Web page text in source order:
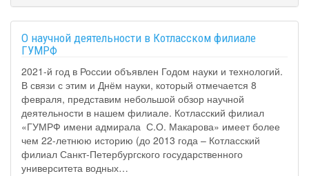
О научной деятельности в Котласском филиале
ГУМРФ
2021-й год в России объявлен Годом науки и технологий.
В связи с этим и Днём науки, который отмечается 8
февраля, представим небольшой обзор научной
деятельности в нашем филиале. Котласский филиал
«ГУМРФ имени адмирала С.О. Макарова» имеет более
чем 22-летнюю историю (до 2013 года – Котласский
филиал Санкт-Петербургского государственного
университета водных…